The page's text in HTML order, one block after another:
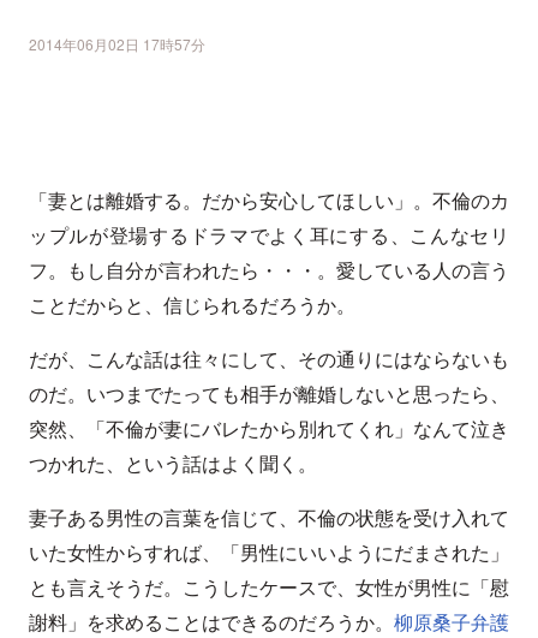
2014年06月02日 17時57分
「妻とは離婚する。だから安心してほしい」。不倫のカ
ップルが登場するドラマでよく耳にする、こんなセリ
フ。もし自分が言われたら・・・。愛している人の言う
ことだからと、信じられるだろうか。
だが、こんな話は往々にして、その通りにはならないも
のだ。いつまでたっても相手が離婚しないと思ったら、
突然、「不倫が妻にバレたから別れてくれ」なんて泣き
つかれた、という話はよく聞く。
妻子ある男性の言葉を信じて、不倫の状態を受け入れて
いた女性からすれば、「男性にいいようにだまされた」
とも言えそうだ。こうしたケースで、女性が男性に「慰
謝料」を求めることはできるのだろうか。 柳原桑子弁護